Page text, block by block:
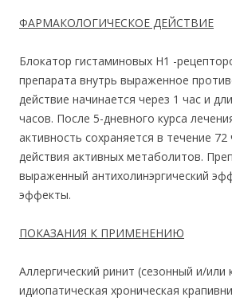
ФАРМАКОЛОГИЧЕСКОЕ ДЕЙСТВИЕ
Блокатор гистаминовых Н1 -
препарата внутрь выраженное
действие начинается через 1 час и
часов. После 5-дневного курса
активность сохраняется в течение 72
действия активных метаболитов.
выраженный антихолинэргический
эффекты.
ПОКАЗАНИЯ К ПРИМЕНЕНИЮ
Аллергический ринит (сезонный и/или
идиопатическая хроническая